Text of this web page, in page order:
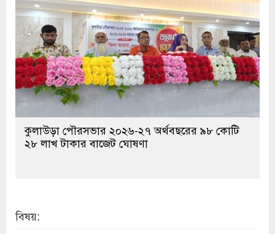
কুলাউড়া পৌরসভার ২০২৬-২৭ অর্থবছরের ৯৮ কোটি
২৮ লাখ টাকার বাজেট ঘোষণা
বিষয়: